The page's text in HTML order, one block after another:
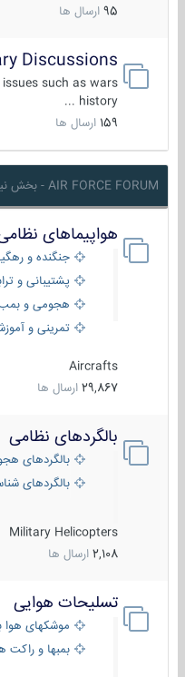
95 ارسال ها
Discussions
issues such as wars
history ...
159 ارسال ها
AIR FORCE FORUM - بخش نیروی هوایی
هواپیماهای نظامی
جنگنده و رهگیر
پشتیبانی و
هجومی و بمب
تمرینی و آموزشی
Aircrafts
29,867 ارسال ها
بالگردهای نظامی
بالگردهای
بالگردهای
Military Helicopters
2,108 ارسال ها
تسلیحات هوایی
موشکهای هوا به
بمبها و راکت